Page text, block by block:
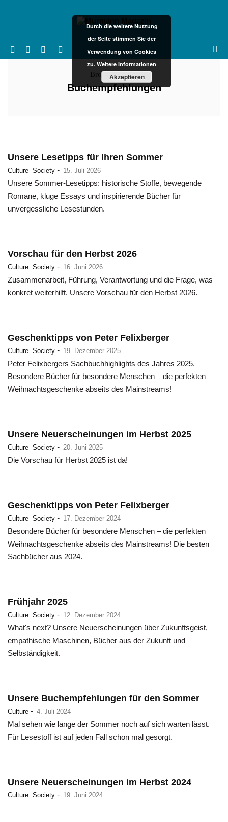
Browsing Tag :
Buchempfehlungen
Unsere Lesetipps für Ihren Sommer
Culture Society - 15. Juli 2026
Unsere Sommer-Lesetipps: historische Stoffe, bewegende
Romane, kluge Essays und inspirierende Bücher für
unvergessliche Lesestunden.
Vorschau für den Herbst 2026
Culture Society - 16. Juni 2026
Zusammenarbeit, Führung, Verantwortung und die Frage, was
konkret weiterhilft.‌ Unsere Vorschau für den Herbst 2026.
Geschenktipps von Peter Felixberger
Culture Society - 19. Dezember 2025
Peter Felixbergers Sachbuchhighlights des Jahres 2025.
Besondere Bücher für besondere Menschen – die perfekten
Weihnachtsgeschenke abseits des Mainstreams!
Unsere Neuerscheinungen im Herbst 2025
Culture Society - 20. Juni 2025
Die Vorschau für Herbst 2025 ist da!
Geschenktipps von Peter Felixberger
Culture Society - 17. Dezember 2024
Besondere Bücher für besondere Menschen – die perfekten
Weihnachtsgeschenke abseits des Mainstreams! Die besten
Sachbücher aus 2024.
Frühjahr 2025
Culture Society - 12. Dezember 2024
What's next? Unsere Neuerscheinungen über Zukunftsgeist,
empathische Maschinen, Bücher aus der Zukunft und
Selbständigkeit.
Unsere Buchempfehlungen für den Sommer
Culture - 4. Juli 2024
Mal sehen wie lange der Sommer noch auf sich warten lässt.
Für Lesestoff ist auf jeden Fall schon mal gesorgt.
Unsere Neuerscheinungen im Herbst 2024
Culture Society - 19. Juni 2024
Durch die weitere Nutzung
der Seite stimmen Sie der
Verwendung von Cookies
zu. Weitere Informationen
Akzeptieren